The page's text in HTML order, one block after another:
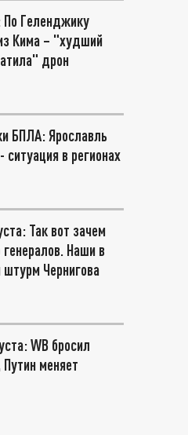
По Геленджику
Кима – "худший
дрон
БПЛА: Ярославль
в регионах
Так вот зачем
Наши в
Чернигова
WB бросил
меняет